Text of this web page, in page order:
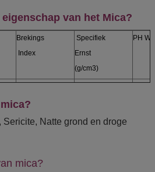
van het Mica?
Brekings
Index
Specifiek
Ernst
(g/cm3)
PH
Natte grond en droge
mica?